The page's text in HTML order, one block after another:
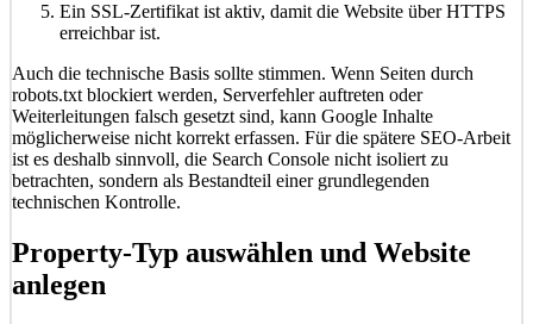
Ein SSL-Zertifikat ist aktiv, damit die Website über HTTPS
erreichbar ist.
Auch die technische Basis sollte stimmen. Wenn Seiten durch
robots.txt blockiert werden, Serverfehler auftreten oder
Weiterleitungen falsch gesetzt sind, kann Google Inhalte
möglicherweise nicht korrekt erfassen. Für die spätere SEO-Arbeit
ist es deshalb sinnvoll, die Search Console nicht isoliert zu
betrachten, sondern als Bestandteil einer grundlegenden
technischen Kontrolle.
Property-Typ auswählen und Website
anlegen